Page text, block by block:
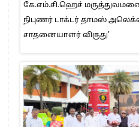
கே.எம்.சி.ஹெச்
நிபுணர் டாக்டர் தாமஸ்
சாதனையாளர் விருது’